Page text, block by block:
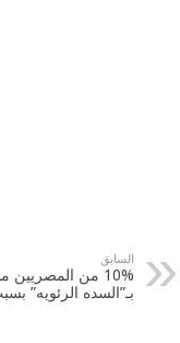
السابق
10% من المصريين
بـ”السده الرئويه”